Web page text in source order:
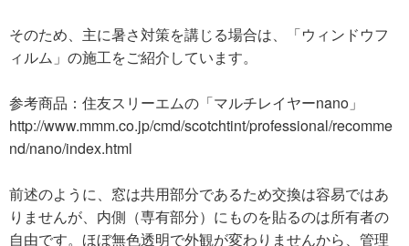
そのため、主に暑さ対策を講じる場合は、「ウィンドウフ
ィルム」の施工をご紹介しています。
参考商品：住友スリーエムの「マルチレイヤーnano」
http://www.mmm.co.jp/cmd/scotchtint/professional/recomme
nd/nano/index.html
前述のように、窓は共用部分であるため交換は容易ではあ
りませんが、内側（専有部分）にものを貼るのは所有者の
自由です。ほぼ無色透明で外観が変わりませんから、管理